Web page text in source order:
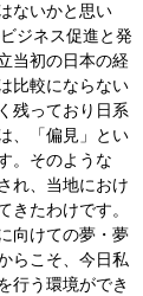
ないかと思い
ジネス促進と発
当初の⽇本の経
比較にならない
残っており⽇系
、「偏⾒」とい
。そのような
れ、当地におけ
きたわけです。
向けての夢・夢
らこそ、今⽇私
行う環境ができ